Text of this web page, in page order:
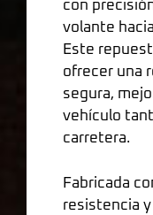
con
volante
Este
ofrecer una
segura,
vehículo
carretera.
Fabricada
resistencia